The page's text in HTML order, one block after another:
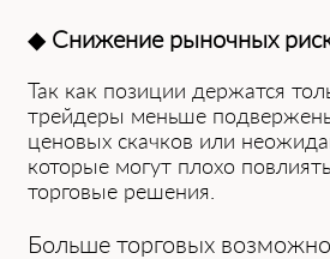
◆ Снижение рыночных
Так͏ как позиции держатся
трейдеры меньше͏
ценовых скачков или
которые могут плохо
торговые решения.
Больше торговых